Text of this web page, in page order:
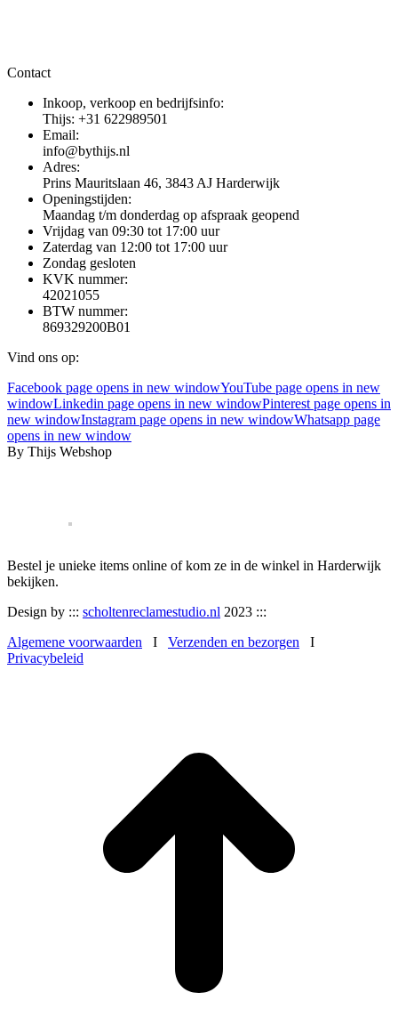
Contact
Inkoop, verkoop en bedrijfsinfo:
Thijs: +31 622989501
Email:
info@bythijs.nl
Adres:
Prins Mauritslaan 46, 3843 AJ Harderwijk
Openingstijden:
Maandag t/m donderdag op afspraak geopend
Vrijdag van 09:30 tot 17:00 uur
Zaterdag van 12:00 tot 17:00 uur
Zondag gesloten
KVK nummer:
42021055
BTW nummer:
869329200B01
Vind ons op:
Facebook page opens in new windowYouTube page opens in new
windowLinkedin page opens in new windowPinterest page opens in
new windowInstagram page opens in new windowWhatsapp page
opens in new window
By Thijs Webshop
Bestel je unieke items online of kom ze in de winkel in Harderwijk
bekijken.
Design by ::: scholtenreclamestudio.nl 2023 :::
Algemene voorwaarden I Verzenden en bezorgen I
Privacybeleid